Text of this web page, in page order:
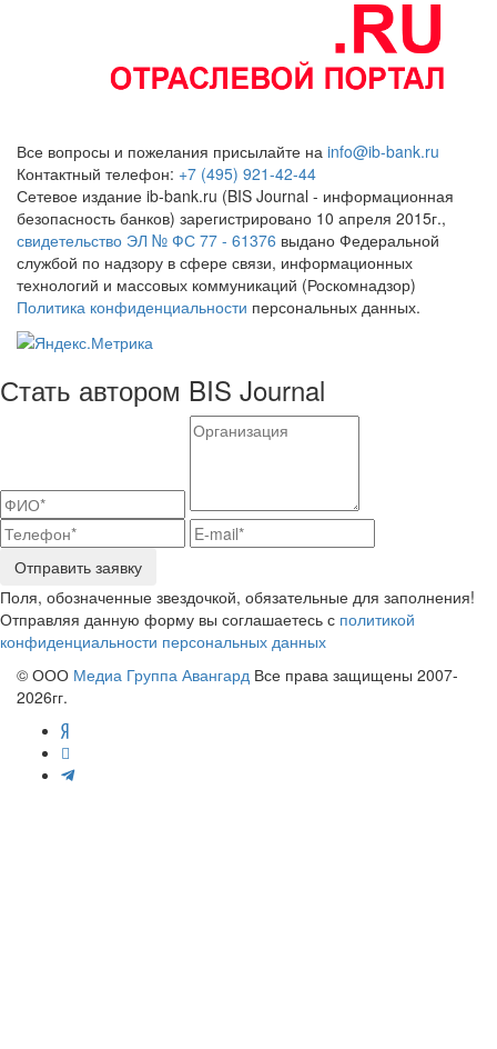
Все вопросы и пожелания присылайте на info@ib-bank.ru
Контактный телефон: +7 (495) 921-42-44
Сетевое издание ib-bank.ru (BIS Journal - информационная
безопасность банков) зарегистрировано 10 апреля 2015г.,
свидетельство ЭЛ № ФС 77 - 61376 выдано Федеральной
службой по надзору в сфере связи, информационных
технологий и массовых коммуникаций (Роскомнадзор)
Политика конфиденциальности персональных данных.
Стать автором BIS Journal
Отправить заявку
Поля, обозначенные звездочкой, обязательные для заполнения!
Отправляя данную форму вы соглашаетесь с политикой
конфиденциальности персональных данных
© ООО Медиа Группа Авангард Все права защищены 2007-
2026гг.